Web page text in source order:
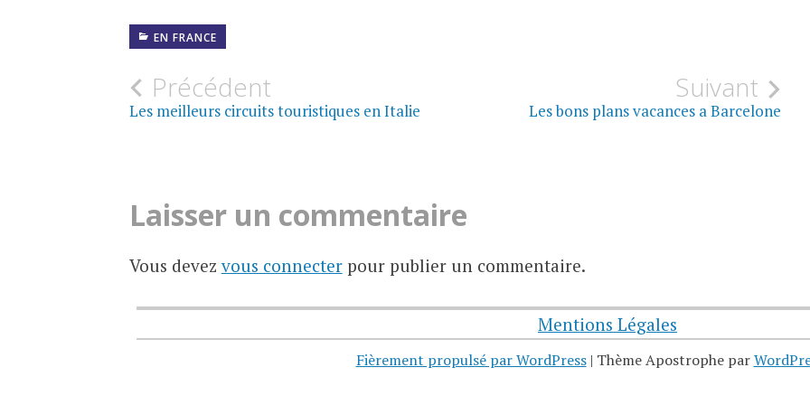
EN FRANCE
Navigation
Précédent
Les meilleurs circuits touristiques en Italie
Suivant
Les bons plans vacances a Barcelone
Laisser un commentaire
Vous devezvous connecterpour publier un commentaire.
Mentions Légales
Fièrement propulsé par WordPress | Thème Apostrophe par